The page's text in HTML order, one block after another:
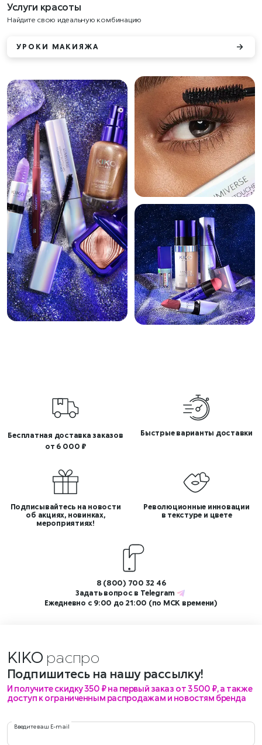
Услуги красоты
Найдите свою идеальную комбинацию
УРОКИ МАКИЯЖА
Бесплатная доставка заказов
от 6 000 ₽
Быстрые варианты доставки
Подписывайтесь на новости
об акциях, новинках,
мероприятиях!
Революционные инновации
в текстуре и цвете
8 (800) 700 32 46
Задать вопрос в Telegram
Ежедневно с 9:00 до 21:00 (по МСК времени)
KIKO рас
Подпишитесь на нашу рассылку!
И получите скидку 350 ₽ на первый заказ от 3 500 ₽, а также
доступ к ограниченным распродажам и новостям бренда
Введите ваш E-mail